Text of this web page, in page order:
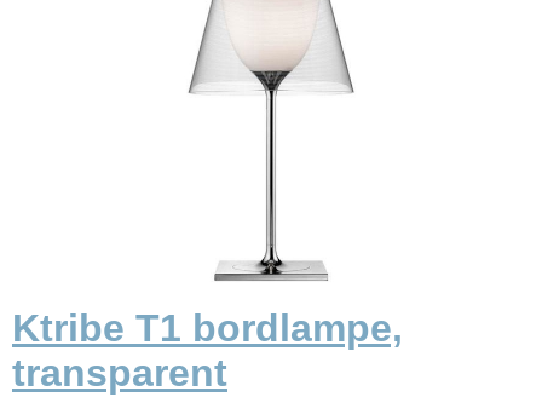
Ktribe T1 bordlampe,
transparent